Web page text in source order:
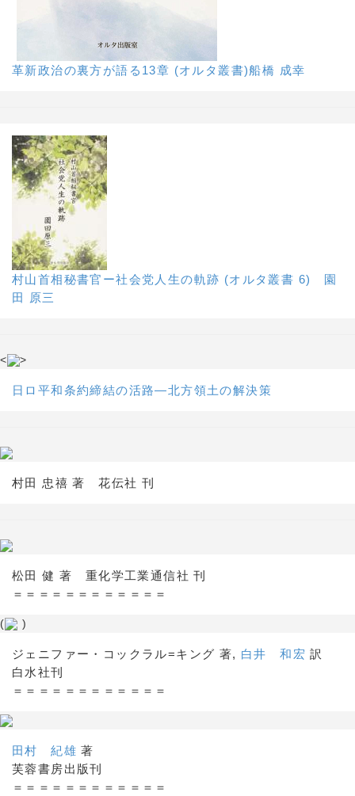
革新政治の裏方が語る13章 (オルタ叢書)船橋 成幸
村山首相秘書官ー社会党人生の軌跡 (オルタ叢書 6) 園
田 原三
< >
日ロ平和条約締結の活路―北方領土の解決策
村田 忠禧 著 花伝社 刊
松田 健 著 重化学工業通信社 刊
＝＝＝＝＝＝＝＝＝＝＝＝
( )
ジェニファー・コックラル=キング 著, 白井 和宏 訳
白水社刊
＝＝＝＝＝＝＝＝＝＝＝＝
田村 紀雄 著
芙蓉書房出版刊
＝＝＝＝＝＝＝＝＝＝＝＝